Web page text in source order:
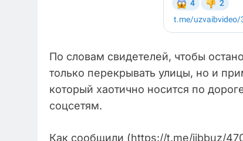
По словам свидетелей, чтобы
только перекрывать улицы, но и
который хаотично носится по
соцсетям.
Как сообщили (https://t.me/iibbuz/